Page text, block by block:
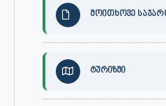
მოითხოვე
ტურიზმი